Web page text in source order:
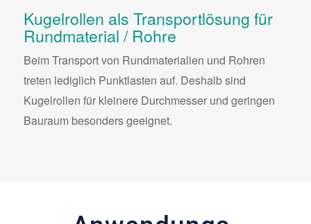
Kugelrollen als Transportlösung für
Rundmaterial / Rohre
Beim Transport von Rundmaterialien und Rohren
treten lediglich Punktlasten auf. Deshalb sind
Kugelrollen für kleinere Durchmesser und geringen
Bauraum besonders geeignet.